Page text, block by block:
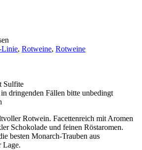
, Rotweine, Rotweine
Sulfite
dringenden Fällen bitte unbedingt
Rotwein. Facettenreich mit Aromen
Schokolade und feinen Röstaromen.
besten Monarch-Trauben aus
Lage.